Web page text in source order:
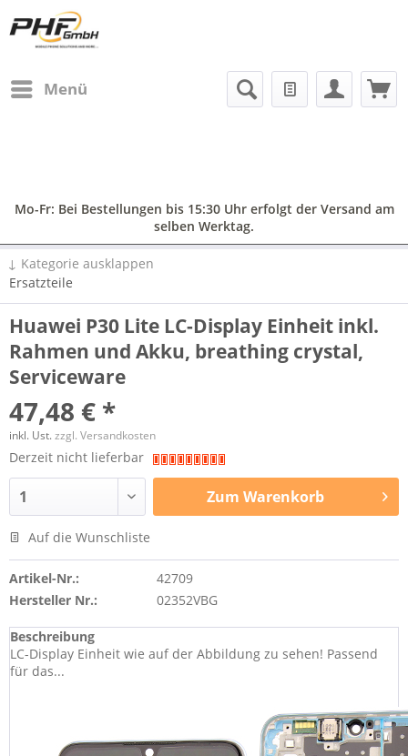
Menü
Mo-Fr: Bei Bestellungen bis 15:30 Uhr erfolgt der Versand am
selben Werktag.
↓ Kategorie ausklappen
Ersatzteile
Huawei P30 Lite LC-Display Einheit inkl.
Rahmen und Akku, breathing crystal,
Serviceware
47,48 € *
inkl. Ust.zzgl. Versandkosten
Derzeit nicht lieferbar
Zum Warenkorb
Auf die Wunschliste
Artikel-Nr.:
42709
Hersteller Nr.:
02352VBG
Beschreibung
LC-Display Einheit wie auf der Abbildung zu sehen! Passend
für das...